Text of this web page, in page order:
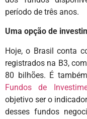
período de três anos.
Uma opção de
Hoje, o Brasil conta
registrados na B3,
80 bilhões. É
Fundos de
objetivo ser o
desses fundos